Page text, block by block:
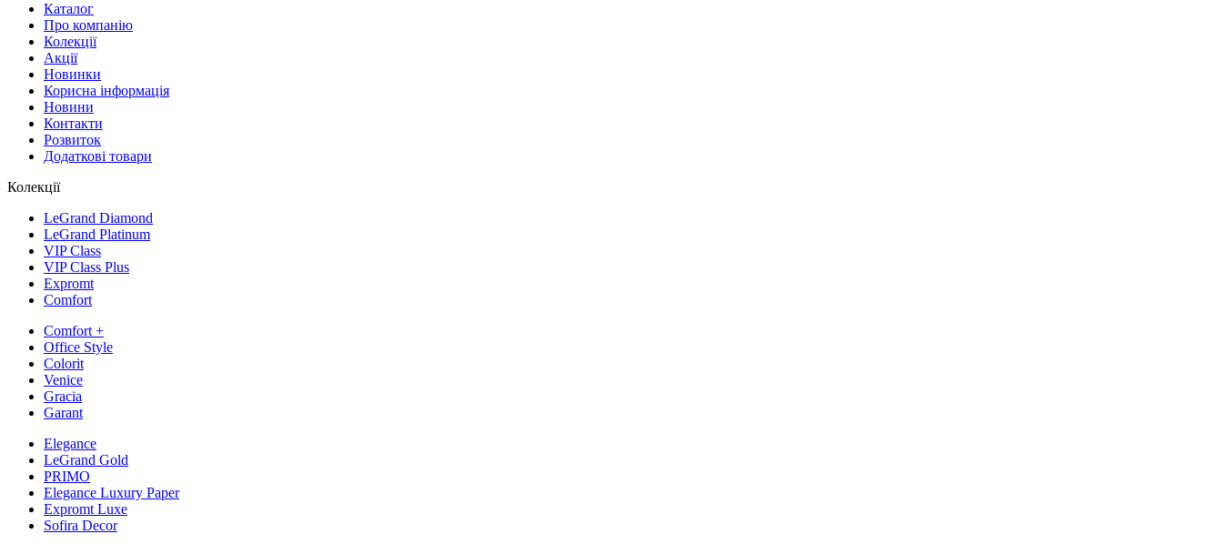
Каталог
Про компанію
Колекції
Акції
Новинки
Корисна інформація
Новини
Контакти
Розвиток
Додаткові товари
Колекції
LeGrand Diamond
LeGrand Platinum
VIP Class
VIP Class Plus
Expromt
Comfort
Comfort +
Office Style
Colorit
Venice
Gracia
Garant
Elegance
LeGrand Gold
PRIMO
Elegance Luxury Paper
Expromt Luxe
Sofira Decor